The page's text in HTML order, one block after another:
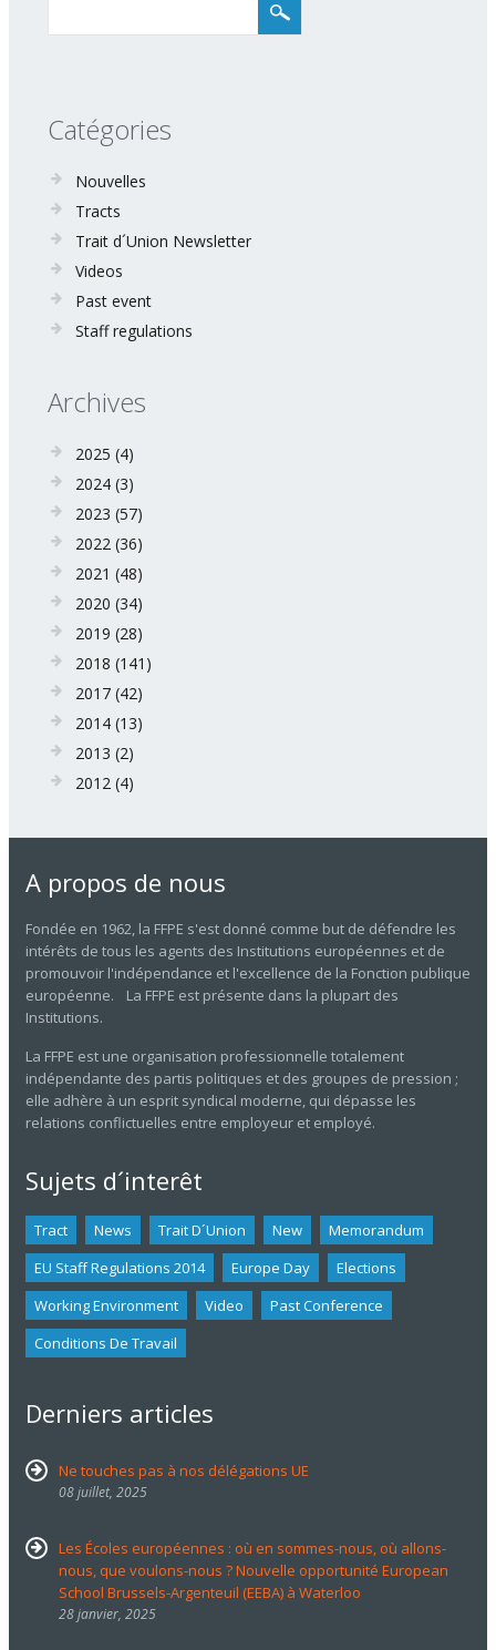
Catégories
Nouvelles
Tracts
Trait d´Union Newsletter
Videos
Past event
Staff regulations
Archives
2025 (4)
2024 (3)
2023 (57)
2022 (36)
2021 (48)
2020 (34)
2019 (28)
2018 (141)
2017 (42)
2014 (13)
2013 (2)
2012 (4)
A propos de nous
Fondée en 1962, la FFPE s'est donné comme but de défendre les
intérêts de tous les agents des Institutions européennes et de
promouvoir l'indépendance et l'excellence de la Fonction publique
européenne. La FFPE est présente dans la plupart des
Institutions.
La FFPE est une organisation professionnelle totalement
indépendante des partis politiques et des groupes de pression ;
elle adhère à un esprit syndical moderne, qui dépasse les
relations conflictuelles entre employeur et employé.
Sujets d´interêt
Tract News Trait D´union New
Memorandum
EU Staff Regulations 2014
Europe Day
Elections
Working Environment
Video
Past Conference
Conditions De Travail
Derniers articles
Ne touches pas à nos délégations UE
08 juillet, 2025
Les Écoles européennes : où en sommes-nous, où allons-
nous, que voulons-nous ? Nouvelle opportunité European
School Brussels-Argenteuil (EEBA) à Waterloo
28 janvier, 2025